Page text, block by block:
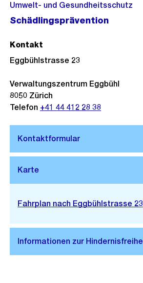
Umwelt- und Gesundheitsschutz
Schädlingsprävention
Stadtplan 3D
Externer
Fahrplan nach Eggbühlstrasse 23
Kontakt
Eggbühlstrasse 23
Verwaltungszentrum Eggbühl
8050 Zürich
Telefon +41 44 412 28 38